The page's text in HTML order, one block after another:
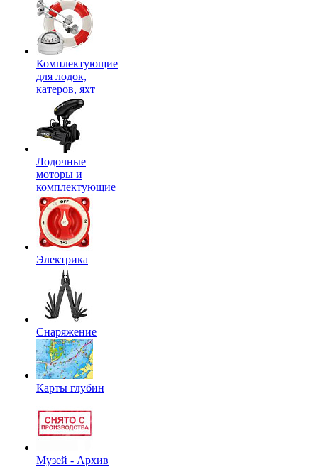
Комплектующие
для лодок,
катеров, яхт
Лодочные
моторы и
комплектующие
Электрика
Снаряжение
Карты глубин
Музей - Архив